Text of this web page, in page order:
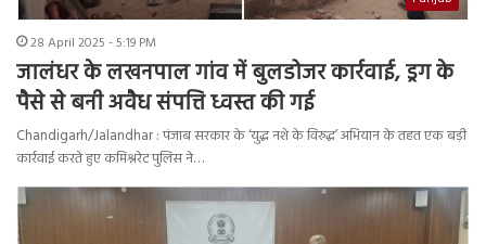
28 April 2025 - 5:19 PM
जालंधर के लखनपाल गांव में बुलडोजर कार्रवाई, ड्रग के
पैसे से बनी अवैध संपत्ति ध्वस्त की गई
Chandigarh/Jalandhar : पंजाब सरकार के ‘युद्ध नशे के विरुद्ध’ अभियान के तहत एक बड़ी
कार्रवाई करते हुए कमिश्नरेट पुलिस ने…